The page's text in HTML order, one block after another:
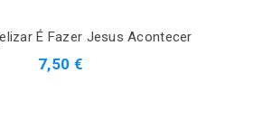
É Fazer Jesus Acontecer
7,50 €